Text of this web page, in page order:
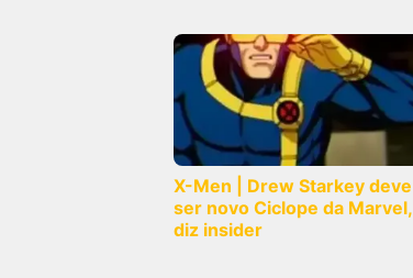
X-Men | Drew Starkey deve
ser novo Ciclope da Marvel,
diz insider